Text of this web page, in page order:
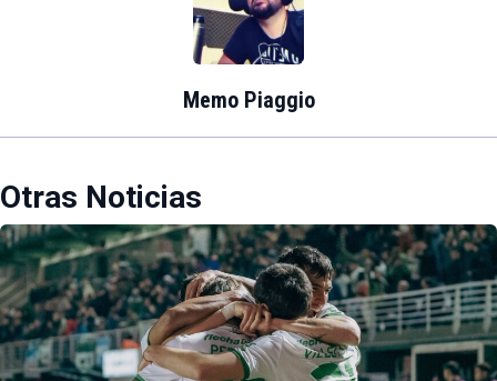
Memo Piaggio
Otras Noticias